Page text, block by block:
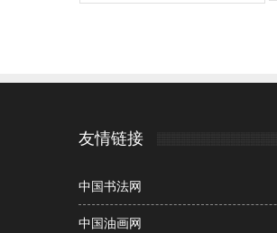
友情链接
中国书法网
中国油画网